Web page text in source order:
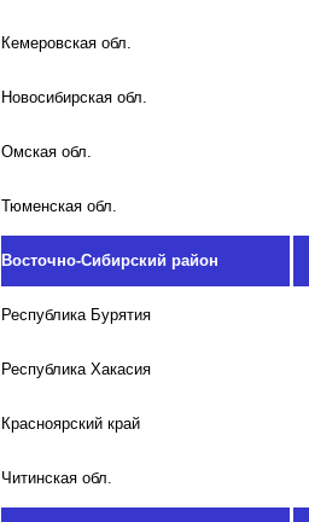
Кемеровская обл.
Новосибирская обл.
Омская обл.
Тюменская обл.
Восточно-Сибирский район
Республика Бурятия
Республика Хакасия
Красноярский край
Читинская обл.